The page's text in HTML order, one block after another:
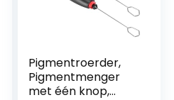
Pigmentroerder,
Pigmentmenger
met één knop,